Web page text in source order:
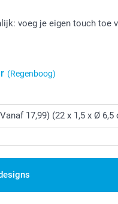
voeg je eigen touch toe
(Regenboog)